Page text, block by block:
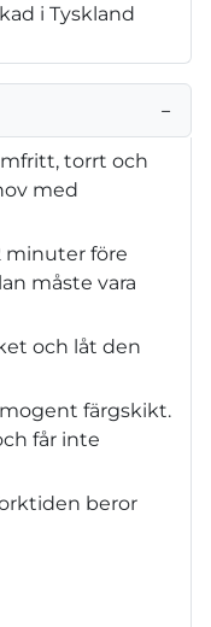
i Tyskland
−
torrt och
med
minuter före
måste vara
och låt den
färgskikt.
får inte
beror